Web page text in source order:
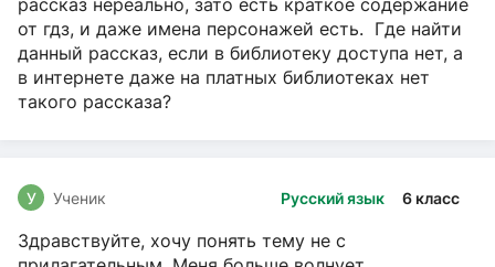
рассказ нереально, зато есть краткое содержание
от гдз, и даже имена персонажей есть. Где найти
данный рассказ, если в библиотеку доступа нет, а
в интернете даже на платных библиотеках нет
такого рассказа?
Русский язык 6 класс
У Ученик
Здравствуйте, хочу понять тему не с